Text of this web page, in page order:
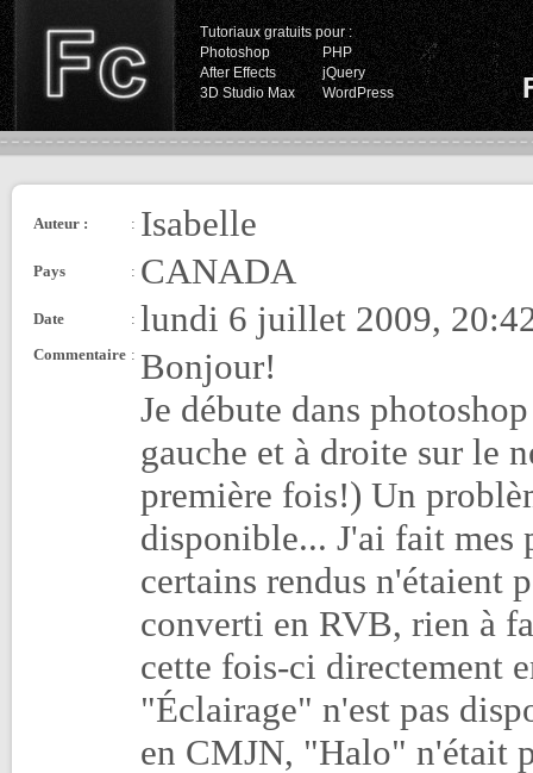
Tutoriaux gratuits pour :
Photoshop
PHP
After Effects
jQuery
3D Studio Max
WordPress
Auteur : : Isabelle
Pays : CANADA
Date : lundi 6 juillet 2009,
Commentaire : Bonjour!
Je débute dans
gauche et à droite sur le
première fois!) Un
disponible... J'ai fait mes
certains rendus n'étaient
converti en RVB, rien à
cette fois-ci directement
"Éclairage" n'est pas
en CMJN, "Halo" n'était